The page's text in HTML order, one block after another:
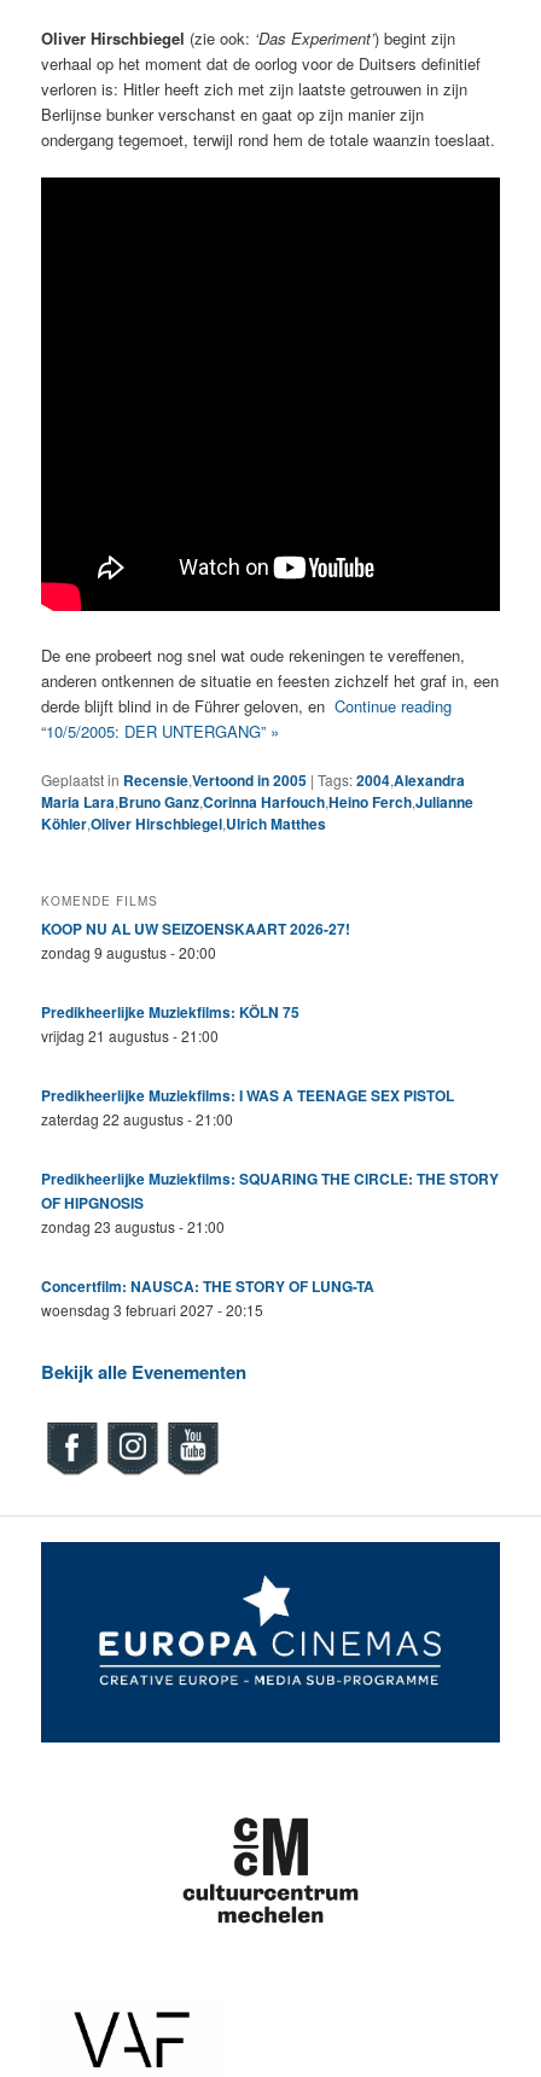
Oliver Hirschbiegel (zie ook: ‘Das Experiment’) begint zijn
verhaal op het moment dat de oorlog voor de Duitsers definitief
verloren is: Hitler heeft zich met zijn laatste getrouwen in zijn
Berlijnse bunker verschanst en gaat op zijn manier zijn
ondergang tegemoet, terwijl rond hem de totale waanzin toeslaat.
De ene probeert nog snel wat oude rekeningen te vereffenen,
anderen ontkennen de situatie en feesten zichzelf het graf in, een
derde blijft blind in de Führer geloven, enContinue reading
“10/5/2005: DER UNTERGANG” »
Geplaatst in Recensie,Vertoond in 2005 |Tags:2004,Alexandra
Maria Lara,Bruno Ganz,Corinna Harfouch,Heino Ferch,Julianne
Köhler,Oliver Hirschbiegel,Ulrich Matthes
KOMENDE FILMS
KOOP NU AL UW SEIZOENSKAART 2026-27!
zondag 9 augustus - 20:00
Predikheerlijke Muziekfilms: KÖLN 75
vrijdag 21 augustus - 21:00
Predikheerlijke Muziekfilms: I WAS A TEENAGE SEX PISTOL
zaterdag 22 augustus - 21:00
Predikheerlijke Muziekfilms: SQUARING THE CIRCLE: THE STORY
OF HIPGNOSIS
zondag 23 augustus - 21:00
Concertfilm: NAUSCA: THE STORY OF LUNG-TA
woensdag 3 februari 2027 - 20:15
Bekijk alle Evenementen